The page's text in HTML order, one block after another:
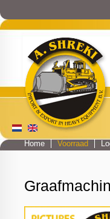
Home Voorraad